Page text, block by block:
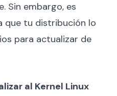
Sin embargo, es
que tu distribución lo
para actualizar de
al Kernel Linux